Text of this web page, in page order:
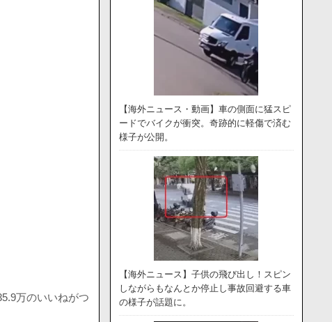
万のいいねがつ
【海外ニュース・動画】車の側面に猛スピ
ードでバイクが衝突。奇跡的に軽傷で済む
様子が公開。
【海外ニュース】子供の飛び出し！スピン
しながらもなんとか停止し事故回避する車
の様子が話題に。